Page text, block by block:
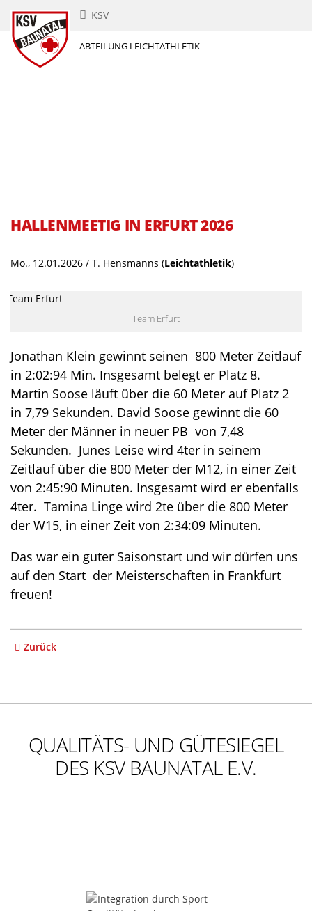
KSV
ABTEILUNG LEICHTATHLETIK
HALLENMEETIG IN ERFURT 2026
Mo., 12.01.2026 / T. Hensmanns (Leichtathletik)
Team Erfurt
Jonathan Klein gewinnt seinen 800 Meter Zeitlauf
in 2:02:94 Min. Insgesamt belegt er Platz 8.
Martin Soose läuft über die 60 Meter auf Platz 2
in 7,79 Sekunden. David Soose gewinnt die 60
Meter der Männer in neuer PB von 7,48
Sekunden. Junes Leise wird 4ter in seinem
Zeitlauf über die 800 Meter der M12, in einer Zeit
von 2:45:90 Minuten. Insgesamt wird er ebenfalls
4ter. Tamina Linge wird 2te über die 800 Meter
der W15, in einer Zeit von 2:34:09 Minuten.
Das war ein guter Saisonstart und wir dürfen uns
auf den Start der Meisterschaften in Frankfurt
freuen!
Zurück
QUALITÄTS- UND GÜTESIEGEL
DES KSV BAUNATAL E.V.